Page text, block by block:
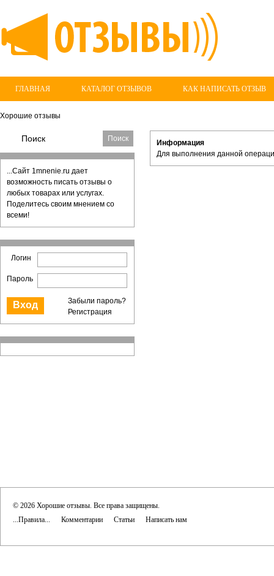
ГЛАВНАЯ КАТАЛОГ ОТЗЫВОВ КАК НАПИСАТЬ ОТЗЫВ
Хорошие отзывы
...Сайт 1mnenie.ru дает
возможность писать отзывы о
любых товарах или услугах.
Поделитесь своим мнением со
всеми!
Логин
Пароль
Забыли пароль?
Регистрация
Информация
Для выполнения данной
© 2026 Хорошие отзывы. Все права защищены.
...Правила...
Комментарии Статьи Написать нам